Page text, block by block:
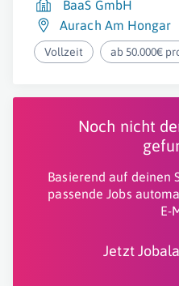
BaaS GmbH
Aurach Am Hongar
Vollzeit ab 50.000€
Noch nicht
Basierend auf deinen
passende Jobs
E-
Jetzt